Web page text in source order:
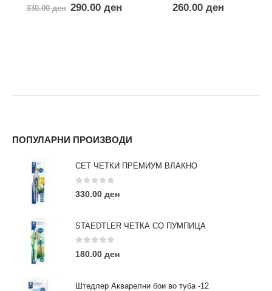
330.00ден 290.00ден 260.00 ден
ПОПУЛАРНИ ПРОИЗВОДИ
СЕТ ЧЕТКИ ПРЕМИУМ ВЛАКНО
0 out of 5
330.00 ден
STAEDTLER ЧЕТКА СО ПУМПИЦА
0 out of 5
180.00 ден
Штедлер Акварелни бои во туба -12